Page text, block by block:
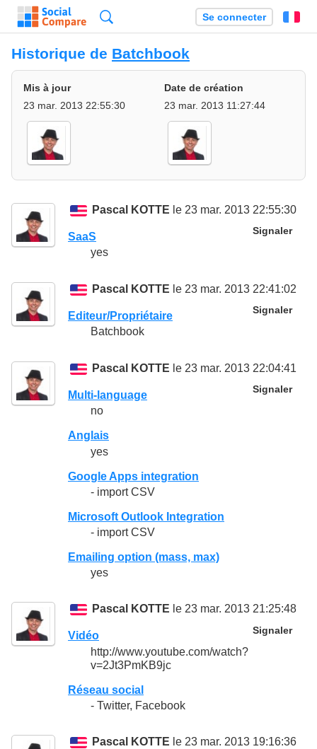
Se connecter
Historique de Batchbook
Mis à jour
23 mar. 2013 22:55:30
Date de création
23 mar. 2013 11:27:44
Pascal KOTTE le 23 mar. 2013 22:55:30
Signaler
SaaS
yes
Pascal KOTTE le 23 mar. 2013 22:41:02
Signaler
Editeur/Propriétaire
Batchbook
Pascal KOTTE le 23 mar. 2013 22:04:41
Signaler
Multi-language
no
Anglais
yes
Google Apps integration
- import CSV
Microsoft Outlook Integration
- import CSV
Emailing option (mass, max)
yes
Pascal KOTTE le 23 mar. 2013 21:25:48
Signaler
Vidéo
http://www.youtube.com/watch?
v=2Jt3PmKB9jc
Réseau social
- Twitter, Facebook
Pascal KOTTE le 23 mar. 2013 19:16:36